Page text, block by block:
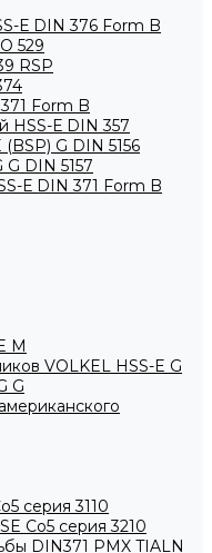
Е DIN 376 Form B
529
RSP
Form B
HSS-Е DIN 357
G DIN 5156
DIN 5157
Е DIN 371 Form B
M
VOLKEL HSS-E G
G
серия 3110
Co5 серия 3210
DIN371 PMX TIALN